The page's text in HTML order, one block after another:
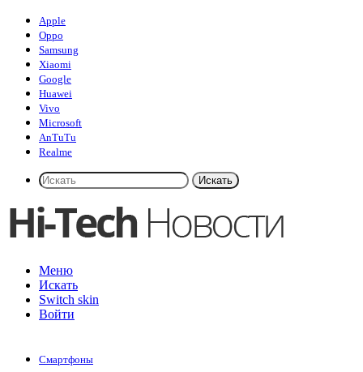
Apple
Oppo
Samsung
Xiaomi
Google
Huawei
Vivo
Microsoft
AnTuTu
Realme
Искать
Меню
Искать
Switch skin
Войти
Смартфоны